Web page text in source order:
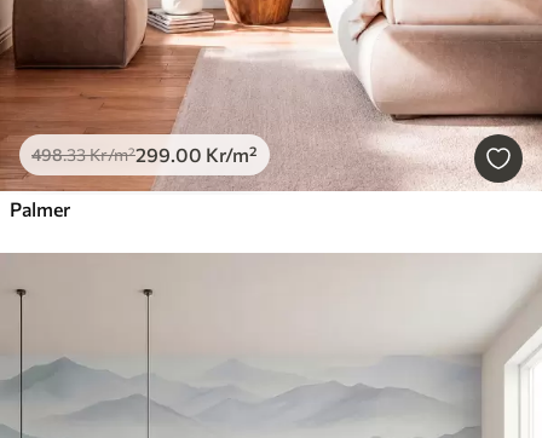
498.33Kr/m²299.00 Kr/m²
Palmer